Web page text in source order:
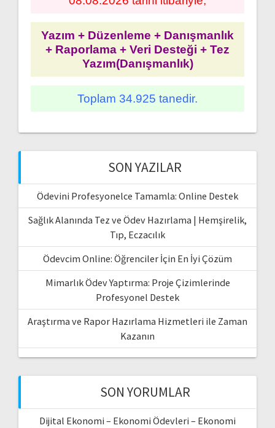
Yazım + Düzenleme + Danışmanlık
+ Raporlama + Veri Desteği + Tez
Yazım(Danışmanlık)
Toplam 34.925 tanedir.
SON YAZILAR
Ödevini Profesyonelce Tamamla: Online Destek
Sağlık Alanında Tez ve Ödev Hazırlama | Hemşirelik,
Tıp, Eczacılık
Ödevcim Online: Öğrenciler İçin En İyi Çözüm
Mimarlık Ödev Yaptırma: Proje Çizimlerinde
Profesyonel Destek
Araştırma ve Rapor Hazırlama Hizmetleri ile Zaman
Kazanın
SON YORUMLAR
Dijital Ekonomi – Ekonomi Ödevleri – Ekonomi